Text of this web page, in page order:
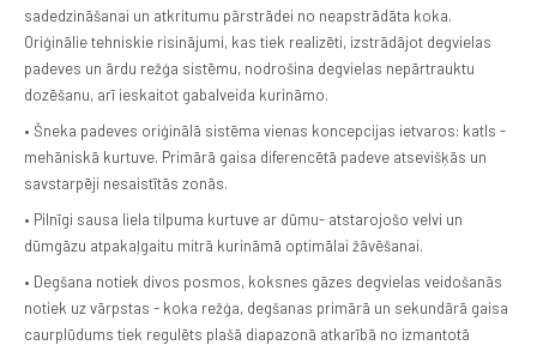
sadedzināšanai un atkritumu pārstrādei no neapstrādāta koka.
Oriģinālie tehniskie risinājumi, kas tiek realizēti, izstrādājot degvielas
padeves un ārdu režģa sistēmu, nodrošina degvielas nepārtrauktu
dozēšanu, arī ieskaitot gabalveida kurināmo.
• Šneka padeves oriģinālā sistēma vienas koncepcijas ietvaros: katls -
mehāniskā kurtuve. Primārā gaisa diferencētā padeve atsevišķās un
savstarpēji nesaistītās zonās.
• Pilnīgi sausa liela tilpuma kurtuve ar dūmu- atstarojošo velvi un
dūmgāzu atpakaļgaitu mitrā kurināmā optimālai žāvēšanai.
• Degšana notiek divos posmos, koksnes gāzes degvielas veidošanās
notiek uz vārpstas - koka režģa, degšanas primārā un sekundārā gaisa
caurplūdums tiek regulēts plašā diapazonā atkarībā no izmantotā